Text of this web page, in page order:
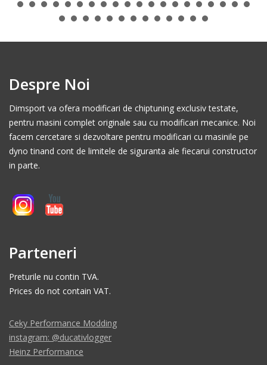
Despre Noi
Dimsport va ofera modificari de chiptuning exclusiv testate,
pentru masini complet originale sau cu modificari mecanice. Noi
facem cercetare si dezvoltare pentru modificari cu masinile pe
dyno tinand cont de limitele de siguranta ale fiecarui constructor
in parte.
Parteneri
Preturile nu contin TVA.
Prices do not contain VAT.
Ceky Performance Modding
instagram: @ducativlogger
Heinz Performance